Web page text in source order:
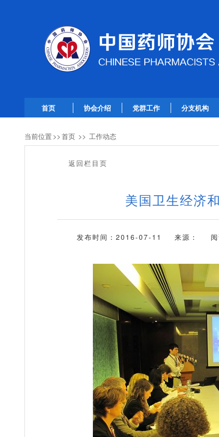
首页 协会介绍 党群工作 分支机构
当前位置 >>首页 >> 工作动态
返回栏目页
美国卫生经济
发布时间：2016-07-11 来源：